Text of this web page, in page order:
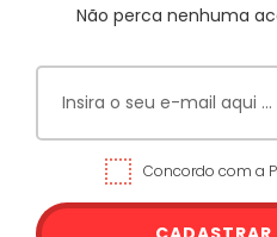
Não perca nenhuma
Concordo com a